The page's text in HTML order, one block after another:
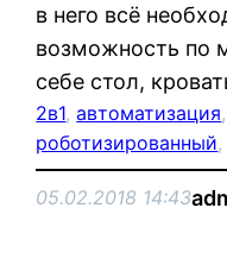
в него всё
возможность по
себе стол,
2в1, автоматизация
роботизированный
05.02.2018 14:43